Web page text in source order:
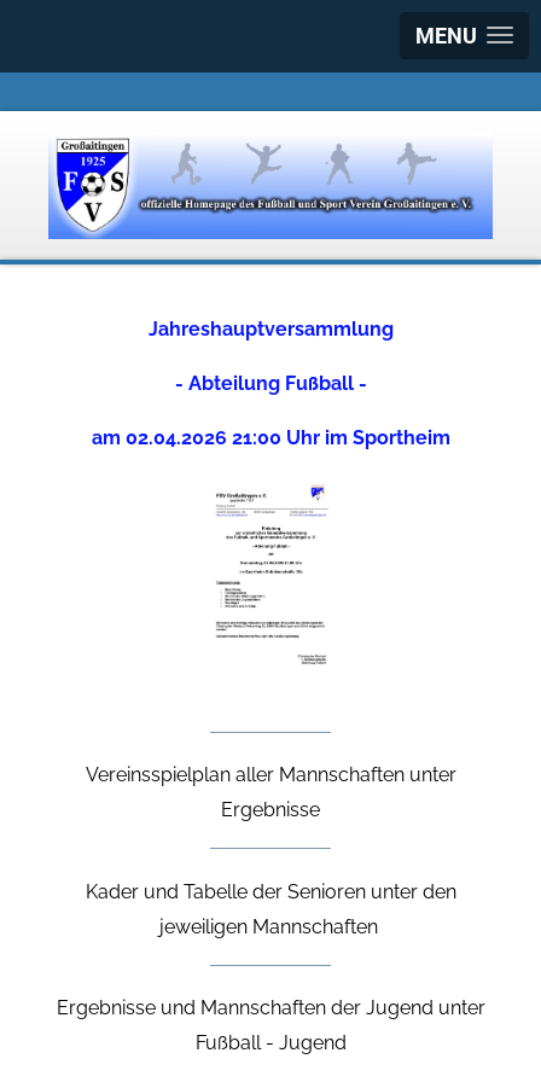
MENU
Jahreshauptversammlung
- Abteilung Fußball -
am 02.04.2026 21:00 Uhr im Sportheim
Vereinsspielplan aller Mannschaften unter
Ergebnisse
Kader und Tabelle der Senioren unter den
jeweiligen Mannschaften
Ergebnisse und Mannschaften der Jugend unter
Fußball - Jugend